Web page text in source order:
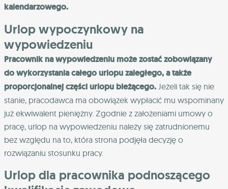
kalendarzowego.
Urlop wypoczynkowy na
wypowiedzeniu
Pracownik na wypowiedzeniu może zostać zobowiązany
do wykorzystania całego urlopu zaległego, a także
proporcjonalnej części urlopu bieżącego. Jeżeli tak się nie
stanie, pracodawca ma obowiązek wypłacić mu wspominany
już ekwiwalent pieniężny. Zgodnie z założeniami umowy o
pracę, urlop na wypowiedzeniu należy się zatrudnionemu
bez względu na to, która strona podjęła decyzję o
rozwiązaniu stosunku pracy.
Urlop dla pracownika podnoszącego